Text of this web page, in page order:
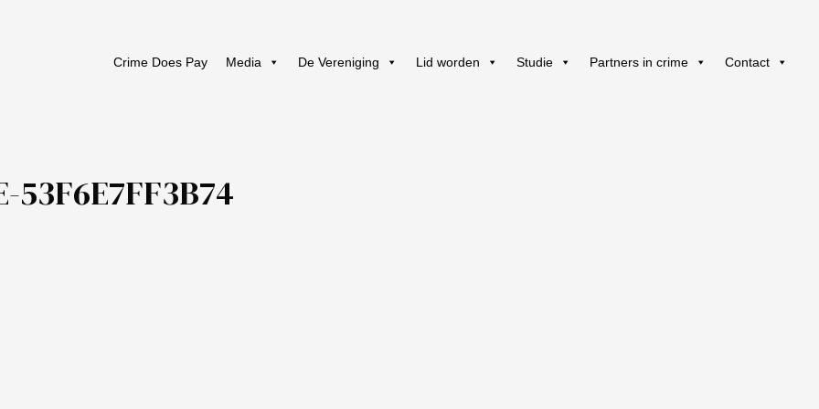
Crime Does Pay Media De Vereniging Lid worden Studie Partners in crime Contact
53F6E7FF3B74